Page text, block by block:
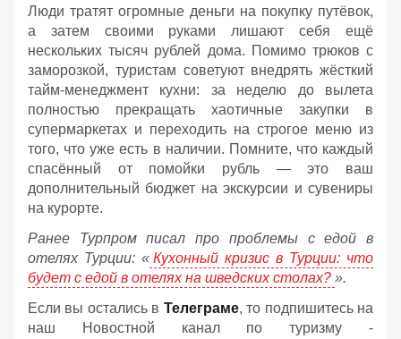
Люди тратят огромные деньги на покупку путёвок,
а затем своими руками лишают себя ещё
нескольких тысяч рублей дома. Помимо трюков с
заморозкой, туристам советуют внедрять жёсткий
тайм-менеджмент кухни: за неделю до вылета
полностью прекращать хаотичные закупки в
супермаркетах и переходить на строгое меню из
того, что уже есть в наличии. Помните, что каждый
спасённый от помойки рубль — это ваш
дополнительный бюджет на экскурсии и сувениры
на курорте.
Ранее Турпром писал про проблемы с едой в
отелях Турции: « Кухонный кризис в Турции: что
будет с едой в отелях на шведских столах? ».
Если вы остались в Телеграме, то подпишитесь на
наш Новостной канал по туризму -